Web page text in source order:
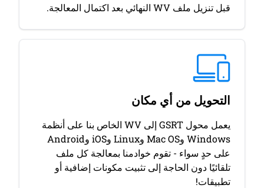
قبل تنزيل ملف WV النهائي بعد اكتمال المعالجة.
التحويل من أي مكان
يعمل محول GSRT إلى WV الخاص بنا على أنظمة
Windows وMac OS وLinux وiOS وAndroid
على حدٍ سواء - تقوم خوادمنا بمعالجة كل ملف
تلقائيًا دون الحاجة إلى تثبيت مكونات إضافية أو
تطبيقات!